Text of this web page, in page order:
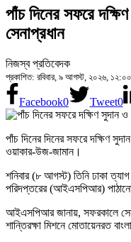
পাঁচ দিনের সফরে
সেনাপ্রধান
নিজস্ব প্রতিবেদক
প্রকাশিত: রবিবার, ৯ আগস্ট, ২০২৬, ১২:০০
Facebook0 Tweet0
পাঁচ দিনের দিনের সফরে দক্ষিণ
ওয়াকার-উজ-জামান।
শনিবার (৮ আগস্ট) তিনি ঢাকা
পরিদপ্তরের (আইএসপিআর)
আইএসপিআর জানায়, সফরকালে
শান্তিরক্ষা মিশনে মোতায়েনরত